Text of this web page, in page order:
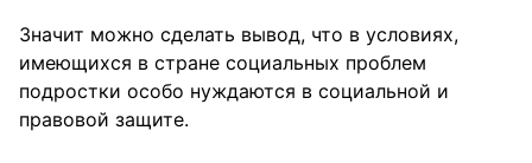
Значит можно сделать вывод, что в условиях,
имеющихся в стране социальных проблем
подростки особо нуждаются в социальной и
правовой защите.